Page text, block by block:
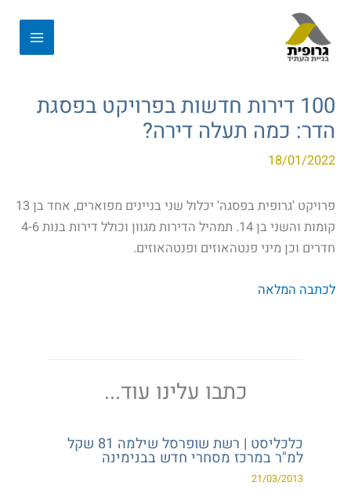
100 דירות חדשות בפרויקט בפסגת
הדר: כמה תעלה דירה?
18/01/2022
פרויקט 'גרופית בפסגה' יכלול שני בניינים מפוארים, אחד בן 13
קומות והשני בן 14. תמהיל הדירות מגוון וכולל דירות בנות 4-6
חדרים וכן מיני פנטהאוזים ופנטהאוזים.
לכתבה המלאה
כתבו עלינו עוד...
כלכליסט | רשת שופרסל שילמה 81 שקל
למ"ר במרכז מסחרי חדש בבנימינה
21/03/2013